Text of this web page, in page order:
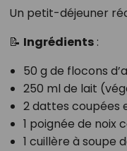
Un petit-déjeuner
📝 Ingrédients:
50 g de flocons
250 ml de lait
2 dattes coupées
1 poignée de noix
1 cuillère à soupe